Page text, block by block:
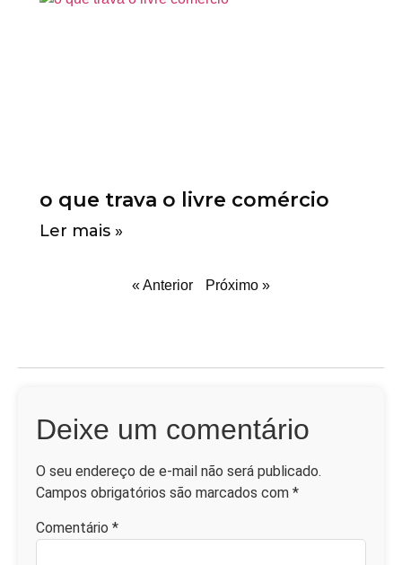
o que trava o livre comércio
Ler mais »
« Anterior Próximo »
Deixe um comentário
O seu endereço de e-mail não será publicado.
Campos obrigatórios são marcados com *
Comentário *